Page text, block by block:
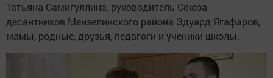
Татьяна Самигуллина, руководитель Союза
десантников Мензелинского района Эдуард Ягафаров,
мамы, родные, друзья, педагоги и ученики школы.